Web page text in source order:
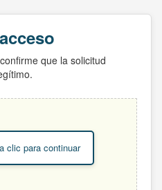
que la solicitud
clic para continuar